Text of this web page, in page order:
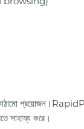
সাহায্য করে।